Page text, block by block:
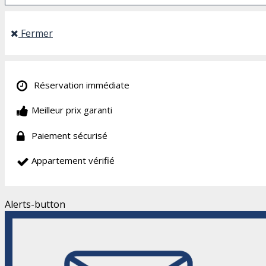
Fermer
Réservation immédiate
Meilleur prix garanti
Paiement sécurisé
Appartement vérifié
Alerts-button